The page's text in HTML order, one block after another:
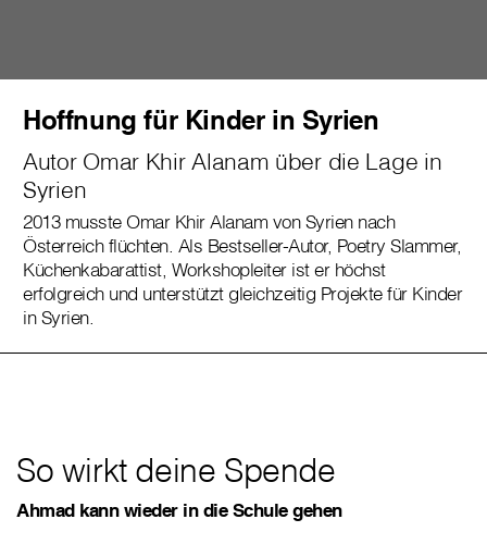
Hoffnung für Kinder in Syrien
Autor Omar Khir Alanam über die Lage in
Syrien
2013 musste Omar Khir Alanam von Syrien nach
Österreich flüchten. Als Bestseller-Autor, Poetry Slammer,
Küchenkabarattist, Workshopleiter ist er höchst
erfolgreich und unterstützt gleichzeitig Projekte für Kinder
in Syrien.
So wirkt deine Spende
Ahmad kann wieder in die Schule gehen